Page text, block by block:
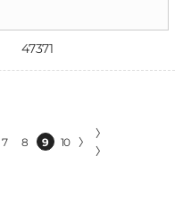
47371
7 8 9 10 〉
〉
〉